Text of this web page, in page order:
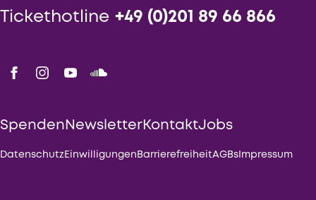
Tickethotline +49 (0)201 89 66 866
Spenden NewsletterKontaktJobs
DatenschutzEinwilligungen BarrierefreiheitAGBs Impressum